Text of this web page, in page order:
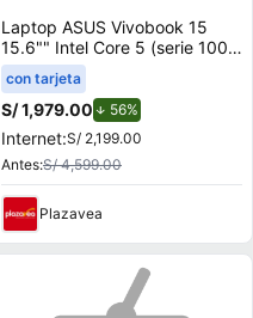
Laptop ASUS Vivobook 15
15.6"" Intel Core 5 (serie 100)
8GB 512GB SSD X1504VA-
BQ4451W
con tarjeta
S/ 1,979.00 56%
Internet:S/ 2,199.00
Antes:S/ 4,599.00
Plazavea